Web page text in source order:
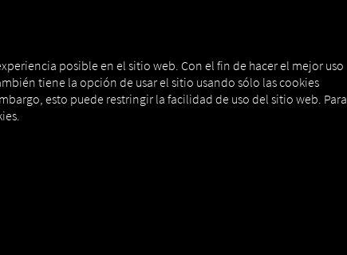
posible en el sitio web. Con el fin de hacer el mejor uso
tiene la opción de usar el sitio usando sólo las cookies
esto puede restringir la facilidad de uso del sitio web. Para